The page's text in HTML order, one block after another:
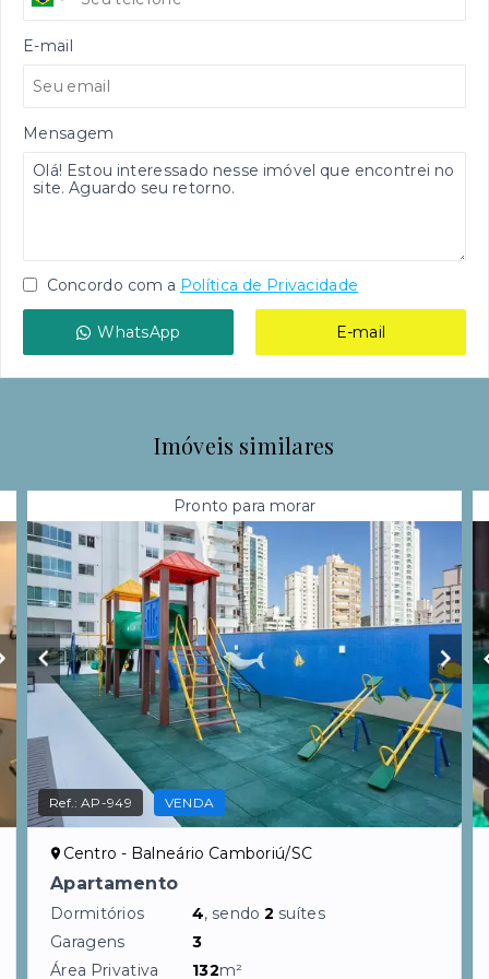
E-mail
Mensagem
Concordo com a Política de Privacidade
WhatsApp E-mail
Imóveis similares
Pronto para morar
Ref.:AP-949 VENDA
Centro - Balneário Camboriú/SC
Apartamento
Dormitórios 4, sendo2 suítes
Garagens
3
Área Privativa
132m²